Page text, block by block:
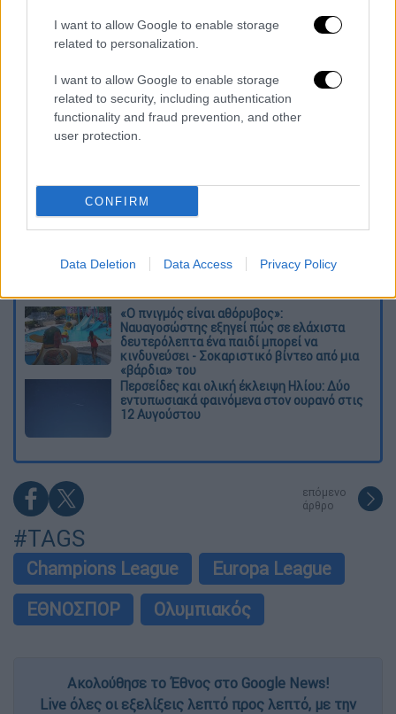
I want to allow Google to enable storage
related to personalization.
I want to allow Google to enable storage
related to security, including authentication
functionality and fraud prevention, and other
user protection.
CONFIRM
Data Deletion Data Access Privacy Policy
Ουνιόν Σεν Ζιλουάζ (Βέλγιο)
Σπάρτα Πράγας (Τσεχία)
Ναϊμέγκεν (Ολλανδία)
Νικητής ζευγαριού Στουρμ Γκρατς
Διαβάστε ακόμη
προσγειώθηκαν στο... Σαρακήνικο:
Προθεσμία να απολογηθούν ζήτησαν
χειριστής και ιδιοκτήτης
συγγραφέας και φιλόσοφος, Στέλιος
Ράμφος
«Ο πνιγμός είναι αθόρυβος»:
Ναυαγοσώστης εξηγεί πώς σε ελάχιστα
δευτερόλεπτα ένα παιδί μπορεί να
κινδυνεύσει - Σοκαριστικό βίντεο από μια
«βάρδια» του
Περσείδες και ολική έκλειψη Ηλίου: Δύο
εντυπωσιακά φαινόμενα στον ουρανό στις
12 Αυγούστου
επόμενο
άρθρο
#TAGS
Champions League
Europa League
ΕΘΝΟΣΠΟΡ
Ολυμπιακός
Ακολούθησε το Έθνος στο Google News!
Live όλες οι εξελίξεις λεπτό προς λεπτό, με την